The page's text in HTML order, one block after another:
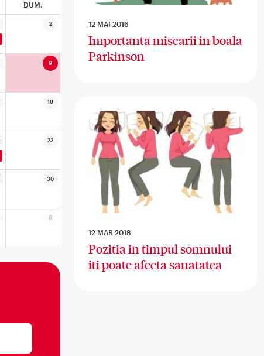
DUM.
2
9
16
23
30
6
12 MAI 2016
Importanta miscarii in boala
Parkinson
12 MAR 2018
Pozitia in timpul somnului
iti poate afecta sanatatea